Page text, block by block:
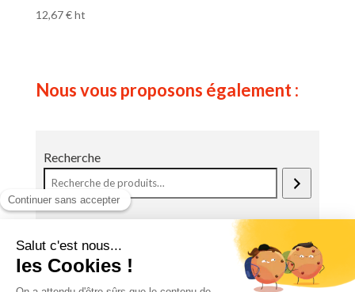
12,67€ht
Nous vous proposons également :
Recherche
Une Question ?
Contactez directement le magasin. Les